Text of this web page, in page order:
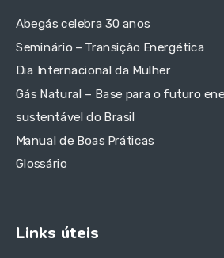
Abegás celebra 30 anos
Seminário – Transição Energética
Dia Internacional da Mulher
Gás Natural – Base para o futuro
sustentável do Brasil
Manual de Boas Práticas
Glossário
Links úteis